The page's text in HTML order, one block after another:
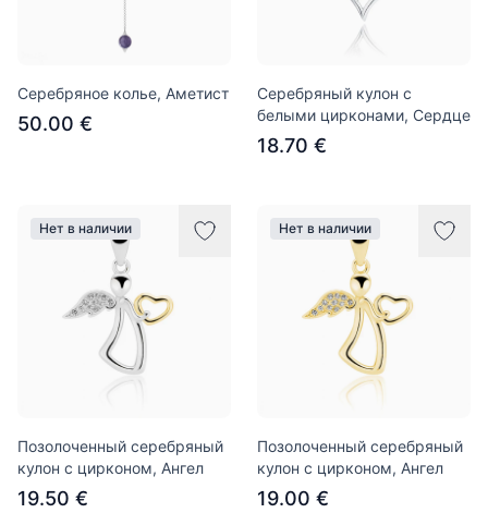
Серебряное колье, Аметист
50.00 €
Серебряный кулон с
белыми цирконами, Сердце
18.70 €
Нет в наличии
Позолоченный серебряный
кулон с цирконом, Ангел
19.50 €
Нет в наличии
Позолоченный серебряный
кулон с цирконом, Ангел
19.00 €